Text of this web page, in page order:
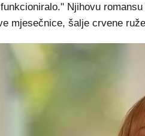
Njihovu
mjesečnice, šalje crvene